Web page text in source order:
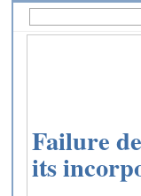
Failure
its